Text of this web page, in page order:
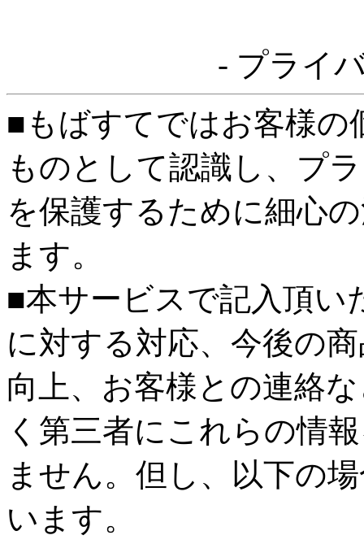
- プライ
■もばすてではお客様の
ものとして認識し、プ
を保護するために細心
ます。
■本サービスで記入頂い
に対する対応、今後の
向上、お客様との連絡
く第三者にこれらの情
ません。但し、以下の
います。